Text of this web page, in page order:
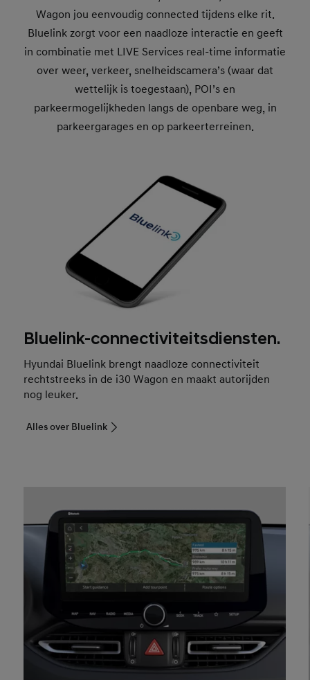
Wagon jou eenvoudig connected tijdens elke rit.
Bluelink zorgt voor een naadloze interactie en geeft
in combinatie met LIVE Services real-time informatie
over weer, verkeer, snelheidscamera’s (waar dat
wettelijk is toegestaan), POI’s en
parkeermogelijkheden langs de openbare weg, in
parkeergarages en op parkeerterreinen.
Bluelink-connectiviteitsdiensten.
Hyundai Bluelink brengt naadloze connectiviteit
rechtstreeks in de i30 Wagon en maakt autorijden
nog leuker.
Alles over Bluelink